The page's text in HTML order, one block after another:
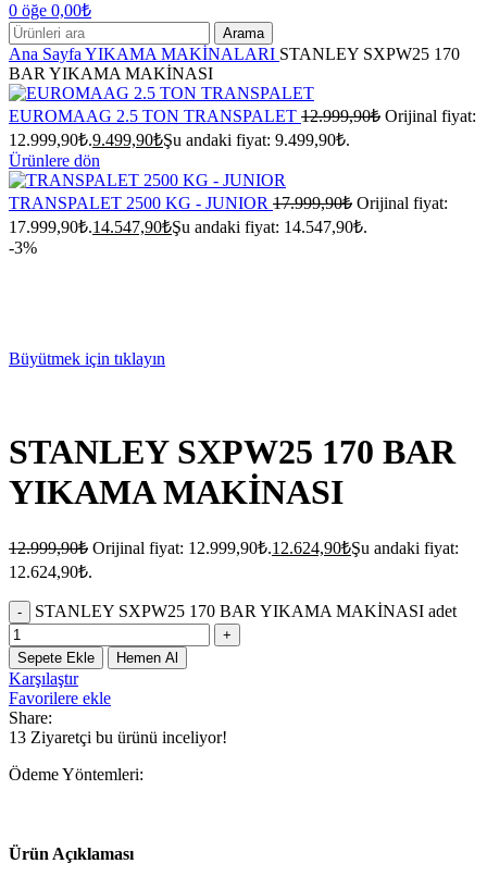
0 öğe 0,00₺
Arama
Ana Sayfa YIKAMA MAKİNALARI STANLEY SXPW25 170
BAR YIKAMA MAKİNASI
EUROMAAG 2.5 TON TRANSPALET 12.999,90₺ Orijinal fiyat:
12.999,90₺.9.499,90₺Şu andaki fiyat: 9.499,90₺.
Ürünlere dön
TRANSPALET 2500 KG - JUNIOR 17.999,90₺ Orijinal fiyat:
17.999,90₺.14.547,90₺Şu andaki fiyat: 14.547,90₺.
-3%
Büyütmek için tıklayın
STANLEY SXPW25 170 BAR
YIKAMA MAKİNASI
12.999,90₺ Orijinal fiyat: 12.999,90₺.12.624,90₺Şu andaki fiyat:
12.624,90₺.
STANLEY SXPW25 170 BAR YIKAMA MAKİNASI adet
Sepete Ekle Hemen Al
Karşılaştır
Favorilere ekle
Share:
13 Ziyaretçi bu ürünü inceliyor!
Ödeme Yöntemleri:
Ürün Açıklaması